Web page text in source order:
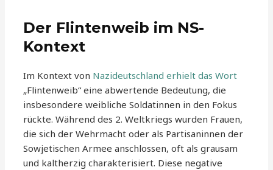
Der Flintenweib im NS-
Kontext
Im Kontext von Nazideutschland erhielt das Wort
„Flintenweib“ eine abwertende Bedeutung, die
insbesondere weibliche Soldatinnen in den Fokus
rückte. Während des 2. Weltkriegs wurden Frauen,
die sich der Wehrmacht oder als Partisaninnen der
Sowjetischen Armee anschlossen, oft als grausam
und kaltherzig charakterisiert. Diese negative